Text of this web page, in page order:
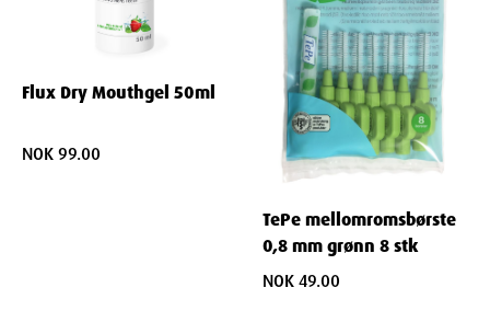
Flux Dry Mouthgel 50ml
NOK 99.00
TePe mellomromsbørste
0,8 mm grønn 8 stk
NOK 49.00